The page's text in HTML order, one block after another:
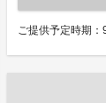
ご提供予定時期：